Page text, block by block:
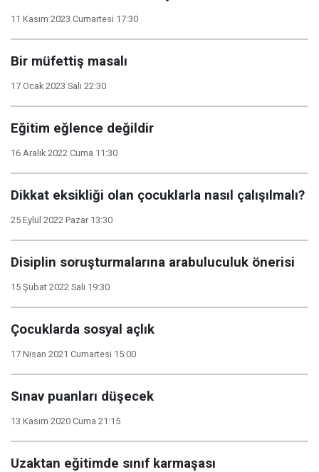
11 Kasım 2023 Cumartesi 17:30
Bir müfettiş masalı
17 Ocak 2023 Salı 22:30
Eğitim eğlence değildir
16 Aralık 2022 Cuma 11:30
Dikkat eksikliği olan çocuklarla nasıl çalışılmalı?
25 Eylül 2022 Pazar 13:30
Disiplin soruşturmalarına arabuluculuk önerisi
15 Şubat 2022 Salı 19:30
Çocuklarda sosyal açlık
17 Nisan 2021 Cumartesi 15:00
Sınav puanları düşecek
13 Kasım 2020 Cuma 21:15
Uzaktan eğitimde sınıf karmaşası